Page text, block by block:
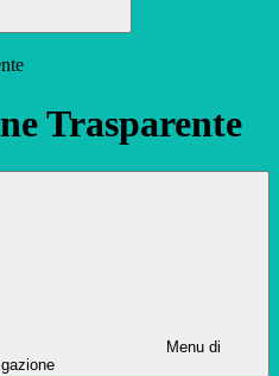
Trasparente
Menu di